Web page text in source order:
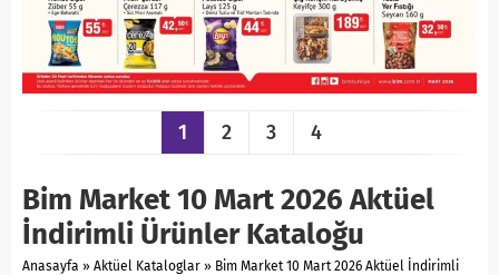
1 2 3 4
Bim Market 10 Mart 2026 Aktüel
İndirimli Ürünler Kataloğu
Anasayfa » Aktüel Kataloglar » Bim Market 10 Mart 2026 Aktüel İndirimli